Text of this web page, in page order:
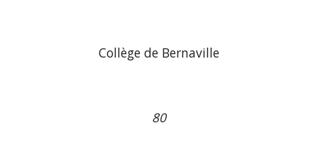
Collège de Bernaville
80